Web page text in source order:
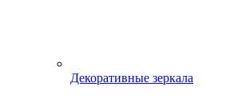
Декоративные зеркала